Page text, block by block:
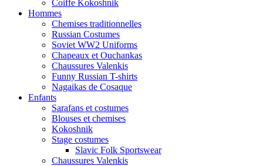
Coiffe Kokoshnik
Hommes
Chemises traditionnelles
Russian Costumes
Soviet WW2 Uniforms
Chapeaux et Ouchankas
Chaussures Valenkis
Funny Russian T-shirts
Nagaikas de Cosaque
Enfants
Sarafans et costumes
Blouses et chemises
Kokoshnik
Stage costumes
Slavic Folk Sportswear
Chaussures Valenkis